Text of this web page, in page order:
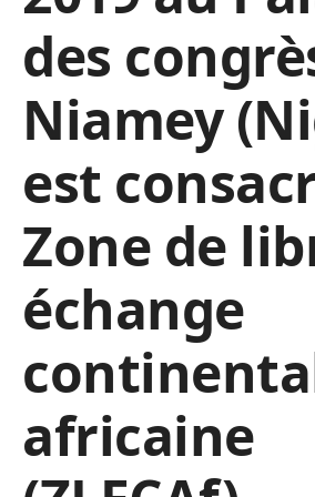
des
Niamey
est
Zone de
échange
africaine